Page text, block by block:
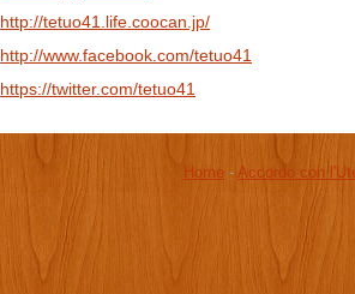
http://tetuo41.life.coocan.jp/
http://www.facebook.com/tetuo41
https://twitter.com/tetuo41
Home - Accordo con